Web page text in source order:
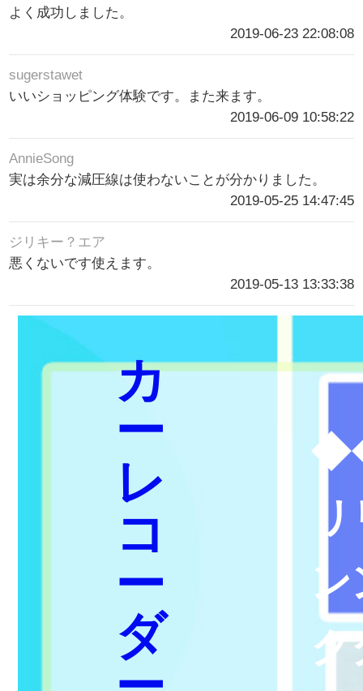
よく成功しました。
2019-06-23 22:08:08
sugerstawet
いいショッピング体験です。また来ます。
2019-06-09 10:58:22
AnnieSong
実は余分な減圧線は使わないことが分かりました。
2019-05-25 14:47:45
ジリキー？エア
悪くないです使えます。
2019-05-13 13:33:38
カ
ー
レ
コ
ー
ダ
◆
リ
ン
ク